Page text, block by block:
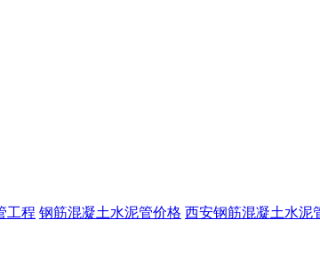
工程 钢筋混凝土水泥管价格 西安钢筋混凝土水泥